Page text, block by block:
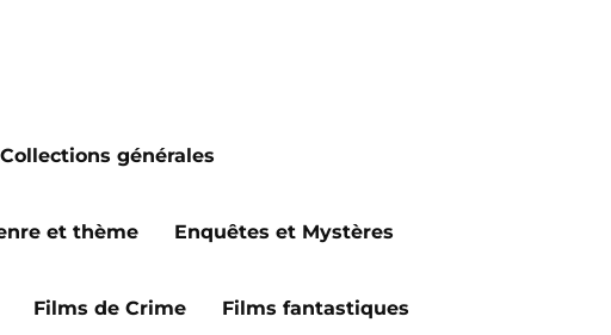
Collections générales
et thème Enquêtes et Mystères
Films de Crime Films fantastiques